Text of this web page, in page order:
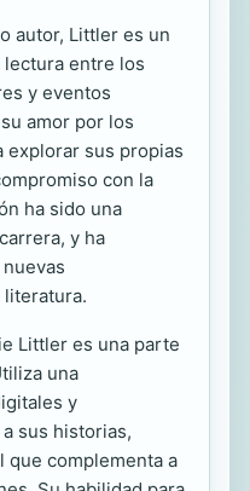
autor, Littler es un
entre los
y eventos
amor por los
explorar sus propias
con la
ha sido una
y ha
literatura.
Littler es una parte
una
y
sus historias,
que complementa a